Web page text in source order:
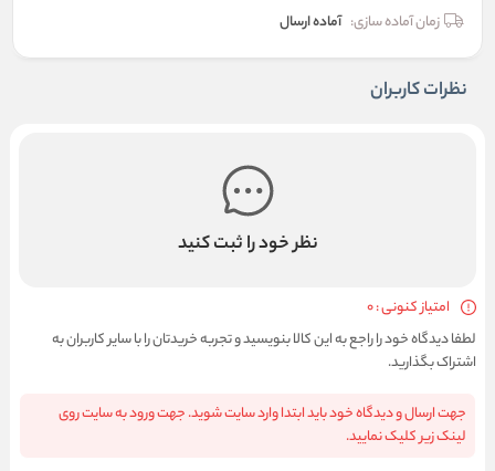
زمان آماده سازی: آماده ارسال
نظرات کاربران
نظر خود را ثبت کنید
امتیاز کنونی : 0
لطفا دیدگاه خود را راجع به این کالا بنویسید و تجربه خریدتان را با سایر کاربران به
اشتراک بگذارید.
جهت ارسال و دیدگاه خود باید ابتدا وارد سایت شوید. جهت ورود به سایت روی
لینک زیر کلیک نمایید.